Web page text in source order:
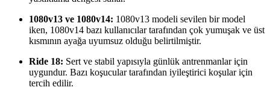
1080v13 ve 1080v14: 1080v13 modeli sevilen bir model
iken, 1080v14 bazı kullanıcılar tarafından çok yumuşak ve üst
kısmının ayağa uyumsuz olduğu belirtilmiştir.
Ride 18: Sert ve stabil yapısıyla günlük antrenmanlar için
uygundur. Bazı koşucular tarafından iyileştirici koşular için
tercih edilir.